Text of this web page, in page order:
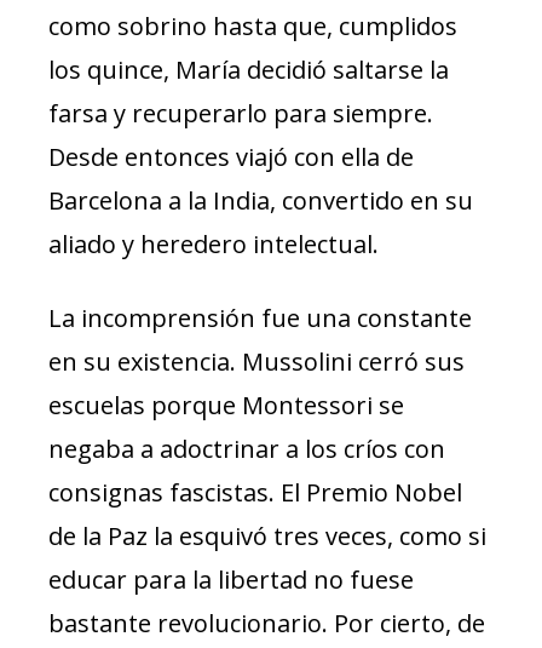
como sobrino hasta que, cumplidos
los quince, María decidió saltarse la
farsa y recuperarlo para siempre.
Desde entonces viajó con ella de
Barcelona a la India, convertido en su
aliado y heredero intelectual.
La incomprensión fue una constante
en su existencia. Mussolini cerró sus
escuelas porque Montessori se
negaba a adoctrinar a los críos con
consignas fascistas. El Premio Nobel
de la Paz la esquivó tres veces, como si
educar para la libertad no fuese
bastante revolucionario. Por cierto, de